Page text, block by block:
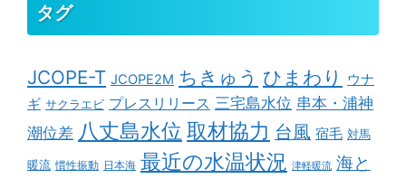
タグ
JCOPE-T JCOPE2M ちきゅう ひまわり
ウナ
ギ サクラエビ プレスリリース 三宅島水位 串本・浦神
潮位差 八丈島水位 取材協力 台風 宿毛 対馬
暖流 慣性振動 日本海 最近の水温状況 津軽暖流 海と